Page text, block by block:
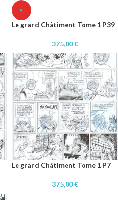
♥
Le grand Châtiment Tome 1 P39
375,00€
Le grand Châtiment Tome 1 P7
375,00€